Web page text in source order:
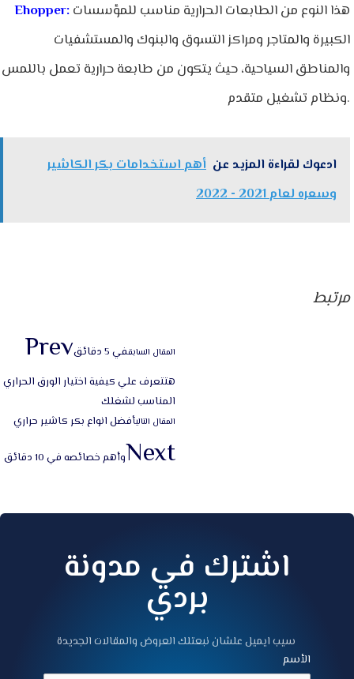
Ehopper:
الكبيرة والمتاجر ومراكز التسوق والبنوك والمستشفيات
والمناطق السياحية، حيث يتكون من طابعة حرارية تعمل باللمس
ونظام تشغيل متقدم.
ادعوك لقراءة المزيد عن أهم استخدامات بكر الكاشير
وسعره لعام 2021 - 2022
مرتبط
Prev المقال السابق
في 5 دقائق
هتتعرف علي كيفية اختيار الورق الحراري
المناسب لشغلك
المقال التاليأفضل انواع بكر كاشير حراري
وأهم خصائصه في 10 دقائقNext
اشترك في مدونة
بردي
الأسم